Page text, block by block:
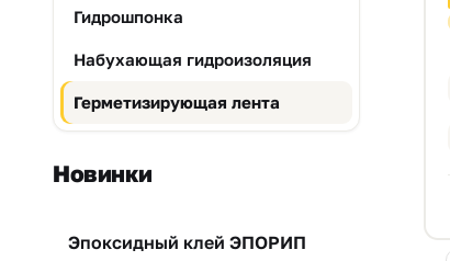
Гидрошпонка
Набухающая гидроизоляция
Герметизирующая лента
Новинки
Новинка
Эпоксидный клей ЭПОРИП